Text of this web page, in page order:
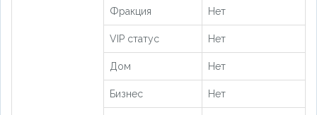
Фракция Нет
VIP статус Нет
Дом Нет
Бизнес Нет